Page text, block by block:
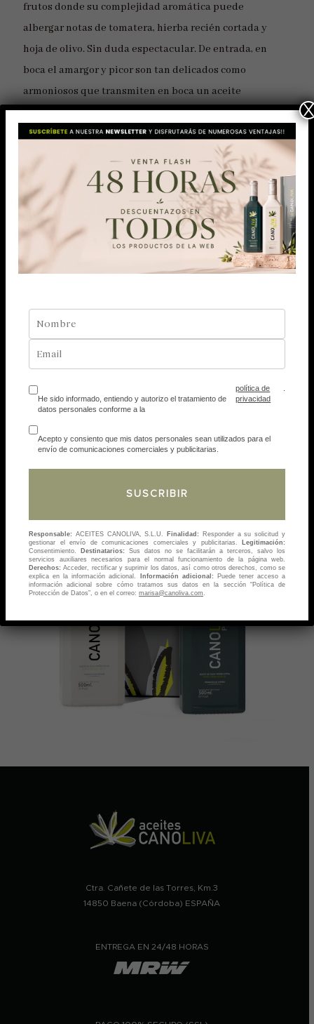
frutos donde su complejidad aromática puede
albergar notas de tomatera, hierba recién cortada y
hoja de olivo. Sin duda espectacular. De entrada, en
boca el amargor y picor son tan delicados como
armoniosos que transmiten en boca un aceite
elaborado con un amargor elegante y un picor
progresivo. En definitiva, se trata de un aceite lleno de
Disponible en lata de 3L., cristal 500ml. y estuche de
2uds.
Ctra. Cañete de las Torres, Km.3
14850 Baena (Córdoba) ESPAÑA
ENTREGA EN 24/48 HORAS
He sido informado, entiendo y autorizo el tratamiento de
datos personales conforme a la
política de
privacidad
Acepto y consiento que mis datos personales sean utilizados para el
envío de comunicaciones comerciales y publicitarias.
Responsable: ACEITES CANOLIVA, S.L.U. Finalidad:
Responder a su solicitud y
gestionar el envío de comunicaciones comerciales y publicitarias.
Legitimación:
Consentimiento.
Destinatarios: Sus datos no se facilitarán a terceros, salvo los
servicios auxiliares necesarios para el normal funcionamiento de la página web.
Derechos: Acceder, rectificar y suprimir los datos, así como otros derechos, como se
explica en la información adicional.
Información adicional: Puede tener acceso a
información adicional sobre cómo tratamos sus datos en la sección “Política de
Protección de Datos”, o en el correo: marisa@canoliva.com.
X